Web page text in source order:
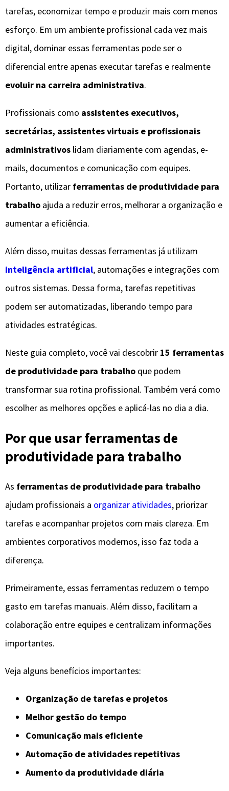
tarefas, economizar tempo e produzir mais com menos
esforço. Em um ambiente profissional cada vez mais
digital, dominar essas ferramentas pode ser o
diferencial entre apenas executar tarefas e realmente
evoluir na carreira administrativa.
Profissionais como assistentes executivos,
secretárias, assistentes virtuais e profissionais
administrativos lidam diariamente com agendas, e-
mails, documentos e comunicação com equipes.
Portanto, utilizar ferramentas de produtividade para
trabalho ajuda a reduzir erros, melhorar a organização e
aumentar a eficiência.
Além disso, muitas dessas ferramentas já utilizam
inteligência artificial, automações e integrações com
outros sistemas. Dessa forma, tarefas repetitivas
podem ser automatizadas, liberando tempo para
atividades estratégicas.
Neste guia completo, você vai descobrir 15 ferramentas
de produtividade para trabalho que podem
transformar sua rotina profissional. Também verá como
escolher as melhores opções e aplicá-las no dia a dia.
Por que usar ferramentas de
produtividade para trabalho
As ferramentas de produtividade para trabalho
ajudam profissionais a organizar atividades, priorizar
tarefas e acompanhar projetos com mais clareza. Em
ambientes corporativos modernos, isso faz toda a
diferença.
Primeiramente, essas ferramentas reduzem o tempo
gasto em tarefas manuais. Além disso, facilitam a
colaboração entre equipes e centralizam informações
importantes.
Veja alguns benefícios importantes:
Organização de tarefas e projetos
Melhor gestão do tempo
Comunicação mais eficiente
Automação de atividades repetitivas
Aumento da produtividade diária